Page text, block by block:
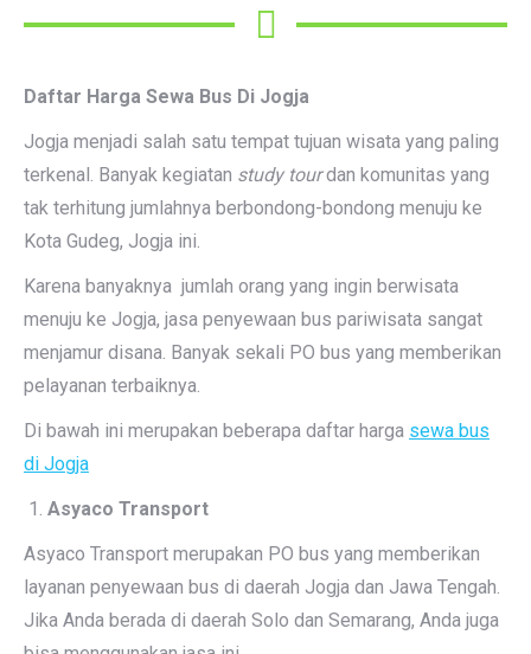
Daftar Harga Sewa Bus Di Jogja
Jogja menjadi salah satu tempat tujuan wisata yang paling
terkenal. Banyak kegiatan study tourdan komunitas yang
tak terhitung jumlahnya berbondong-bondong menuju ke
Kota Gudeg, Jogja ini.
Karena banyaknya jumlah orang yang ingin berwisata
menuju ke Jogja, jasa penyewaan bus pariwisata sangat
menjamur disana. Banyak sekali PO bus yang memberikan
pelayanan terbaiknya.
Di bawah ini merupakan beberapa daftar harga sewa bus
di Jogja
Asyaco Transport
Asyaco Transport merupakan PO bus yang memberikan
layanan penyewaan bus di daerah Jogja dan Jawa Tengah.
Jika Anda berada di daerah Solo dan Semarang, Anda juga